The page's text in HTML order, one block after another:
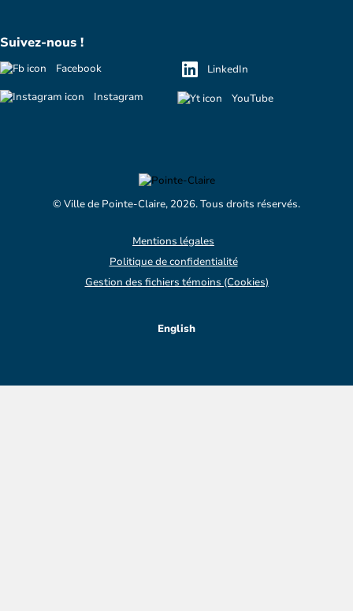
Suivez-nous !
Facebook
Instagram
LinkedIn
YouTube
© Ville de Pointe-Claire, 2026. Tous droits réservés.
Mentions légales
Politique de confidentialité
Gestion des fichiers témoins (Cookies)
English